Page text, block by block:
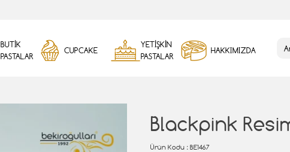
BUTİK
PASTALAR
CUPCAKE
YETİŞKİN
PASTALAR
HAKKIMIZDA
Blackpink
Ürün Kodu : BE1467